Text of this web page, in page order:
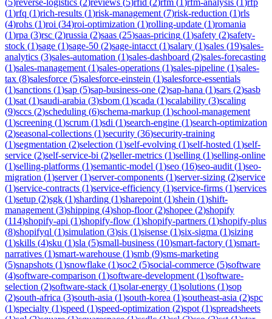
(1)rfq (1)rich-results (1)risk-management (7)risk-reduction (1)rls
(4)rohs (1)roi (34)roi-optimization (1)rolling-update (1)romania
(1)rpa (3)rsc (2)russia (2)saas (25)saas-pricing (1)safety (2)safety-
stock (1)sage (1)sage-50 (2)sage-intacct (1)salary (1)sales (19)sales-
analytics (3)sales-automation (1)sales-dashboard (2)sales-forecasting
(1)sales-management (1)sales-operations (1)sales-pipeline (1)sales-
tax (8)salesforce (5)salesforce-einstein (1)salesforce-essentials
(1)sanctions (1)sap (5)sap-business-one (2)sap-hana (1)sars (2)sasb
(1)sat (1)saudi-arabia (3)sbom (1)scada (1)scalability (3)scaling
(9)sccs (2)scheduling (6)schema-markup (1)school-management
(1)screening (1)scrum (1)sdi (1)search-engine (1)search-optimization
(2)seasonal-collections (1)security (36)security-training
(1)segmentation (2)selection (1)self-evolving (1)self-hosted (1)self-
service (2)self-service-bi (2)seller-metrics (1)selling (1)selling-online
(1)selling-platforms (1)semantic-model (1)seo (16)seo-audit (1)seo-
migration (1)server(1)server-components (1)server-sizing (2)service
(1)service-contracts (1)service-efficiency (1)service-firms (1)services
(1)setup (2)sgk (1)sharding (1)sharepoint (1)shein (1)shift-
management (3)shipping (4)shop-floor(2)shopee (2)shopify
(114)shopify-api (1)shopify-flow (1)shopify-partners (1)shopify-plus
(8)shopifyql (1)simulation (3)sis (1)sisense (1)six-sigma (1)sizing
(1)skills (4)sku (1)sla (5)small-business (10)smart-factory (1)smart-
narratives (1)smart-warehouse (1)smb (9)sms-marketing
(5)snapshots (1)snowflake (1)soc2 (5)social-commerce (5)software
(4)software-comparison (1)software-development (1)software-
selection (2)software-stack (1)solar-energy (1)solutions (1)sop
(2)south-africa (3)south-asia (1)south-korea (1)southeast-asia (2)spc
(1)specialty (1)speed (1)speed-optimization (2)spot (1)spreadsheets